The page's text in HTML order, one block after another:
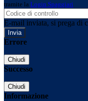
tramite la Login Spaggiari
E-mail inviata, si prega di
Errore
Chiudi
Successo
Chiudi
Informazione